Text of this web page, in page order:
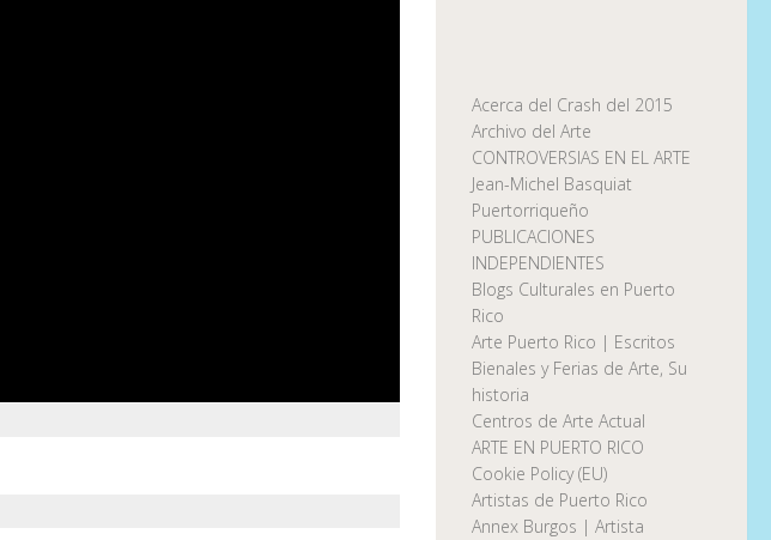
Acerca del Crash del 2015
Archivo del Arte
CONTROVERSIAS EN EL ARTE
Jean-Michel Basquiat
Puertorriqueño
PUBLICACIONES
INDEPENDIENTES
Blogs Culturales en Puerto
Rico
Arte Puerto Rico | Escritos
Bienales y Ferias de Arte, Su
historia
Centros de Arte Actual
ARTE EN PUERTO RICO
Cookie Policy (EU)
Artistas de Puerto Rico
Annex Burgos | Artista